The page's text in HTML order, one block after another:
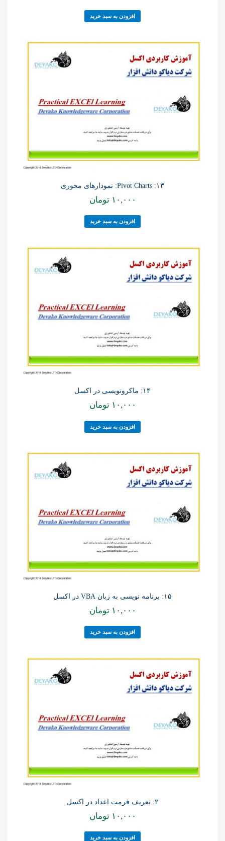
افزودن به سبد خرید
۱۳: Pivot Charts: نمودارهای محوری
۱۰,۰۰۰ تومان
افزودن به سبد خرید
۱۴: ماکرونویسی در اکسل
۱۰,۰۰۰ تومان
افزودن به سبد خرید
۱۵: برنامه نویسی به زبان VBA در اکسل
۱۰,۰۰۰ تومان
افزودن به سبد خرید
۲: تعریف فرمت اعداد در اکسل
۱۰,۰۰۰ تومان
افزودن به سبد خرید